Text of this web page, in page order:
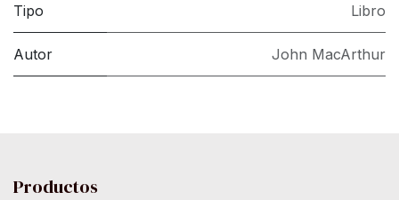
Tipo Libro
Autor John MacArthur
Productos